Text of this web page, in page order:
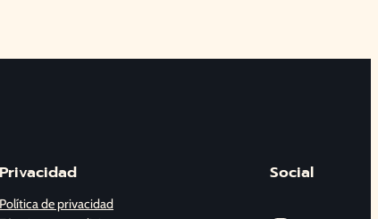
Privacidad
Política de privacidad
Social